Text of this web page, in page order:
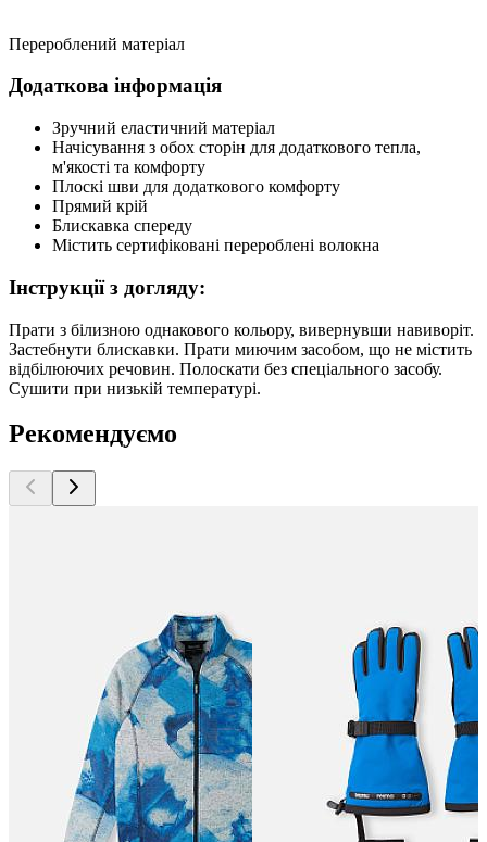
Перероблений матеріал
Додаткова інформація
Зручний еластичний матеріал
Начісування з обох сторін для додаткового тепла,
м'якості та комфорту
Плоскі шви для додаткового комфорту
Прямий крій
Блискавка спереду
Містить сертифіковані перероблені волокна
Інструкції з догляду:
Прати з білизною однакового кольору, вивернувши навиворіт.
Застебнути блискавки. Прати миючим засобом, що не містить
відбілюючих речовин. Полоскати без спеціального засобу.
Сушити при низькій температурі.
Рекомендуємо